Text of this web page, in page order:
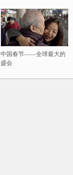
中国春节——全球最大的
盛会